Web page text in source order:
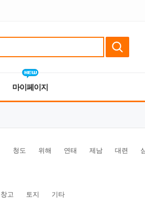
마이페이지
청도 위해 연태 제남 대련
창고 토지 기타